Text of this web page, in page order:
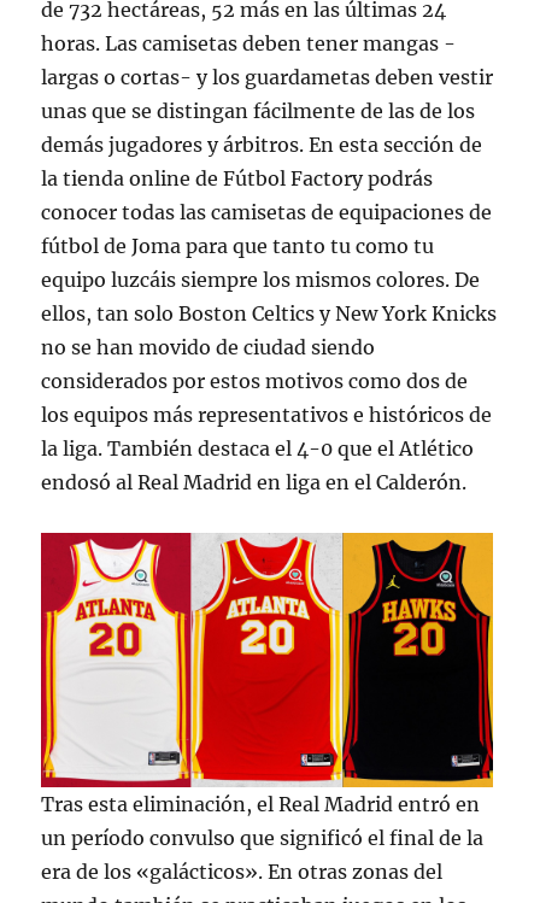
de 732 hectáreas, 52 más en las últimas 24
horas. Las camisetas deben tener mangas -
largas o cortas- y los guardametas deben vestir
unas que se distingan fácilmente de las de los
demás jugadores y árbitros. En esta sección de
la tienda online de Fútbol Factory podrás
conocer todas las camisetas de equipaciones de
fútbol de Joma para que tanto tu como tu
equipo luzcáis siempre los mismos colores. De
ellos, tan solo Boston Celtics y New York Knicks
no se han movido de ciudad siendo
considerados por estos motivos como dos de
los equipos más representativos e históricos de
la liga. También destaca el 4-0 que el Atlético
endosó al Real Madrid en liga en el Calderón.
Tras esta eliminación, el Real Madrid entró en
un período convulso que significó el final de la
era de los «galácticos». En otras zonas del